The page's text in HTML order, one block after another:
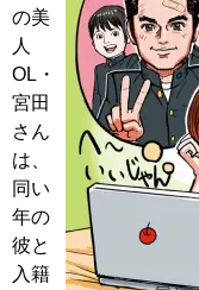
の美
人
OL・
宮田
さん
は、
同い
年の
彼と
入籍